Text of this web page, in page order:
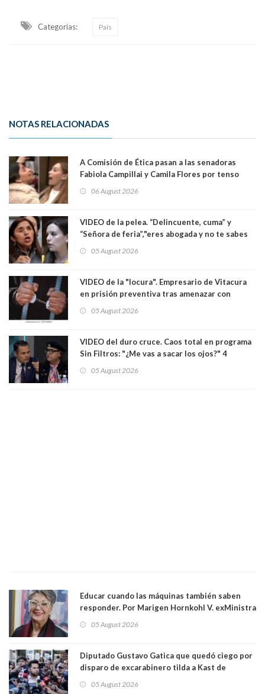
Categorias: País
NOTAS RELACIONADAS
A Comisión de Ética pasan a las senadoras
Fabiola Campillai y Camila Flores por tenso
06 August 2026
VIDEO de la pelea. “Delincuente, cuma” y
“Señora de feria”,"eres abogada y no te sabes
senadoras Camila Flores y Fabiola Campillai en
05 August 2026
VIDEO de la "locura". Empresario de Vitacura
en prisión preventiva tras amenazar con
Los persiguió en potente camioneta
05 August 2026
VIDEO del duro cruce. Caos total en programa
Sin Filtros: "¿Me vas a sacar los ojos?" 4
excarabinero que dejó ciego a Gustavo Gatica:
05 August 2026
Educar cuando las máquinas también saben
responder. Por Marigen Hornkohl V. exMinistra
05 August 2026
Diputado Gustavo Gatica que quedó ciego por
disparo de excarabinero tilda a Kast de
absolución del exuniformado. Presidente DC
05 August 2026